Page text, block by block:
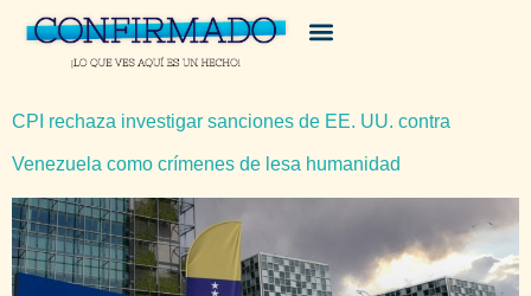
CPI rechaza investigar sanciones de EE. UU. contra
Venezuela como crímenes de lesa humanidad